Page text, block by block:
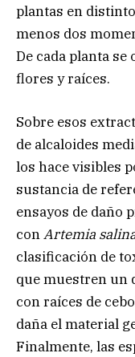
plantas en
menos dos
De cada planta
flores y raíces.
Sobre esos
de alcaloides
los hace visibles
sustancia de
ensayos de daño
conArtemia
clasificación de
que muestren un
con raíces de
daña el material
Finalmente, las